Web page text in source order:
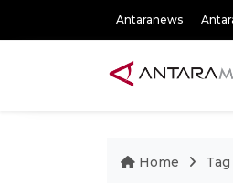
Antaranews
Home Tag